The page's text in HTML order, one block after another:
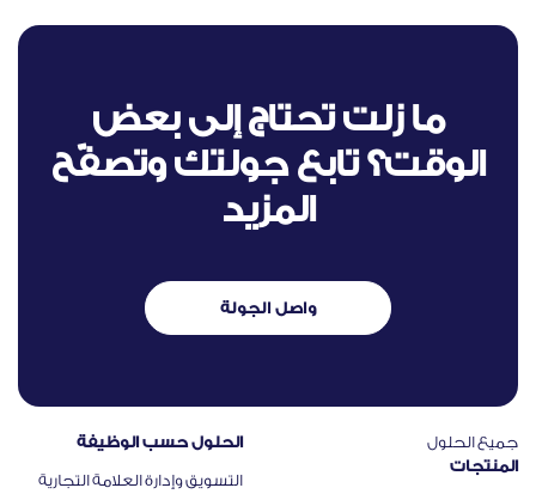
ما زلت تحتاج إلى بعض
الوقت؟ تابع جولتك وتصفّح
المزيد
واصل الجولة
جميع الحلول
المنتجات
الحلول حسب الوظيفة
التسويق وإدارة العلامة التجارية